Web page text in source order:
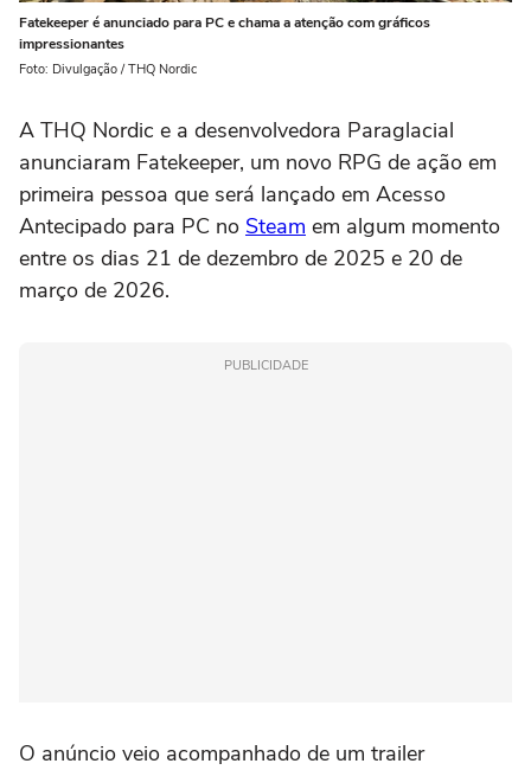
Fatekeeper é anunciado para PC e chama a atenção com gráficos
impressionantes
Foto: Divulgação / THQ Nordic
A THQ Nordic e a desenvolvedora Paraglacial
anunciaram Fatekeeper, um novo RPG de ação em
primeira pessoa que será lançado em Acesso
Antecipado para PC no Steam em algum momento
entre os dias 21 de dezembro de 2025 e 20 de
março de 2026.
PUBLICIDADE
O anúncio veio acompanhado de um trailer